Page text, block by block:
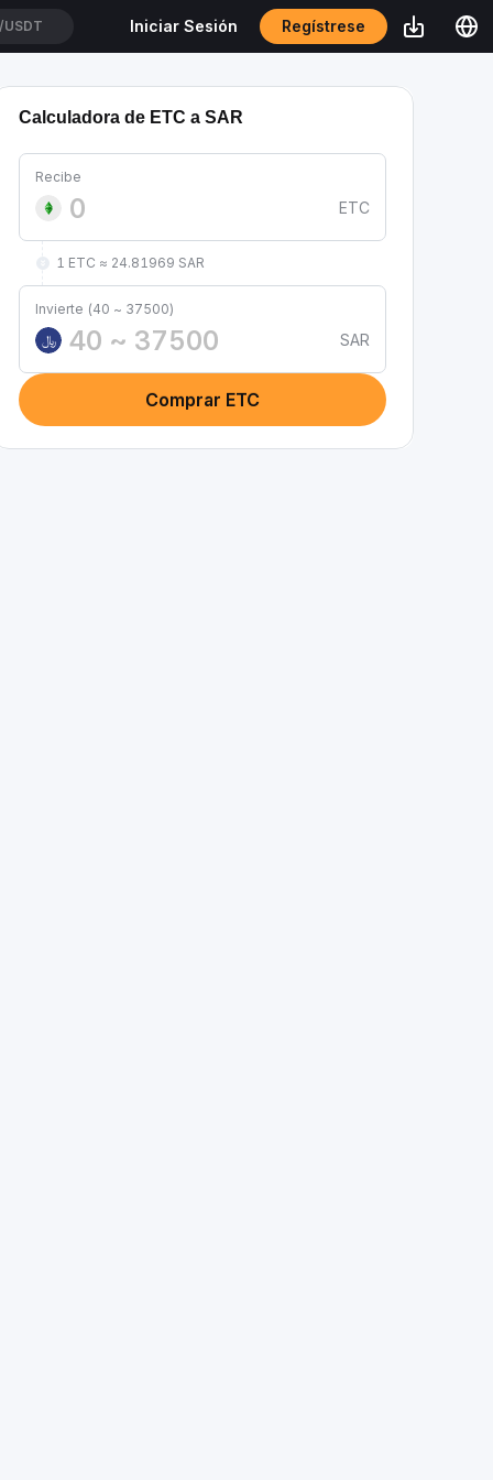
USDT Iniciar Sesión Regístrese
Calculadora de ETC a SAR
Recibe
ETC
1 ETC ≈ 24.81969 SAR
Invierte (40 ~ 37500)
﷼
SAR
Comprar ETC